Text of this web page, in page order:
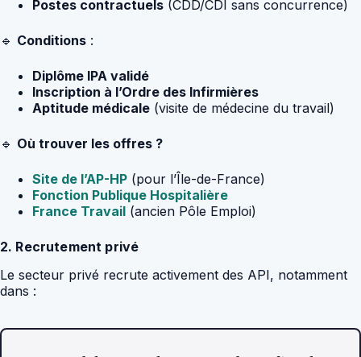
Postes contractuels (CDD/CDI sans concurrence)
🔹 Conditions :
Diplôme IPA validé
Inscription à l’Ordre des Infirmières
Aptitude médicale (visite de médecine du travail)
🔹 Où trouver les offres ?
Site de l’AP-HP (pour l’Île-de-France)
Fonction Publique Hospitalière
France Travail (ancien Pôle Emploi)
2. Recrutement privé
Le secteur privé recrute activement des API, notamment
dans :